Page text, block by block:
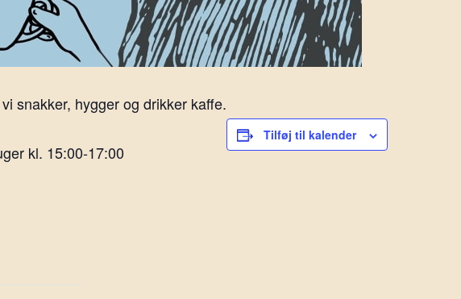
snakker, hygger og drikker kaffe.
kl. 15:00-17:00
Tilføj til kalender